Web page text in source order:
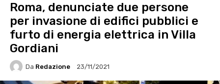
Roma, denunciate due persone
per invasione di edifici pubblici e
furto di energia elettrica in Villa
Gordiani
Da Redazione 23/11/2021